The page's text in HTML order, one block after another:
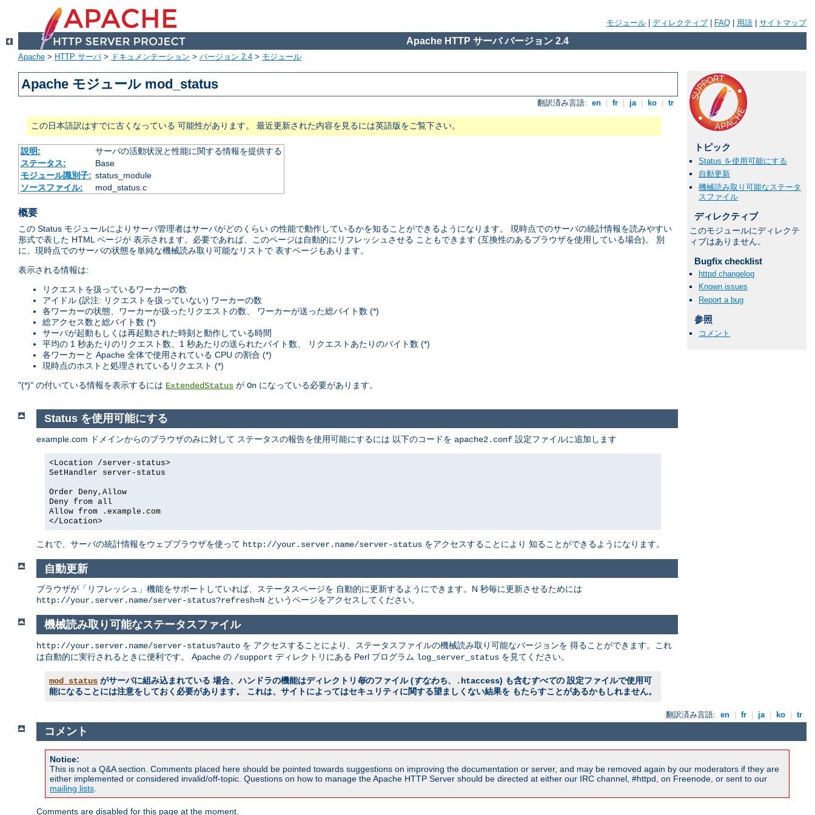
モジュール ディレクティブ FAQ 用語 サイトマップ
Apache HTTP サーバ バージョン 2.4
Apache > HTTP サーバ> ドキュメンテーション > バージョン 2.4 > モジュール
Apache モジュール mod_status
翻訳済み言語: en fr ja ko tr
この日本語訳はすでに古くなっている 可能性があります。 最近更新された内容を見るには英語版をご覧下さい。
説明:
サーバの活動状況と性能に関する情報を提供する
ステータス:
Base
モジュール識別子: status_module
ソースファイル:
mod_status.c
概要
この Status モジュールによりサーバ管理者はサーバがどのくらい の性能で動作しているかを知ることができるようになります。 現時点でのサーバの統計情報を読みやすい
形式で表した HTML ページが 表示されます。必要であれば、このページは自動的にリフレッシュさせる こともできます (互換性のあるブラウザを使用している場合)。 別
に、現時点でのサーバの状態を単純な機械読み取り可能なリストで 表すページもあります。
表示される情報は:
リクエストを扱っているワーカーの数
アイドル (訳注: リクエストを扱っていない) ワーカーの数
各ワーカーの状態、ワーカーが扱ったリクエストの数、 ワーカーが送った総バイト数 (*)
総アクセス数と総バイト数 (*)
サーバが起動もしくは再起動された時刻と動作している時間
平均の 1 秒あたりのリクエスト数、1 秒あたりの送られたバイト数、 リクエストあたりのバイト数 (*)
各ワーカーと Apache 全体で使用されている CPU の割合 (*)
現時点のホストと処理されているリクエスト (*)
"(*)" の付いている情報を表示するには ExtendedStatus が On になっている必要があります。
トピック
Status を使用可能にする
自動更新
機械読み取り可能なステータ
スファイル
ディレクティブ
このモジュールにディレクテ
ィブはありません。
Bugfix checklist
httpd changelog
Known issues
Report a bug
参照
コメント
Status を使用可能にする
example.com ドメインからのブラウザのみに対して ステータスの報告を使用可能にするには 以下のコードを apache2.conf 設定ファイルに追加します
<Location /server-status>
SetHandler server-status
Order Deny,Allow
Deny from all
Allow from .example.com
</Location>
これで、サーバの統計情報をウェブブラウザを使って http://your.server.name/server-status をアクセスすることにより 知ることができるようになります。
自動更新
ブラウザが「リフレッシュ」機能をサポートしていれば、ステータスページを 自動的に更新するようにできます。N 秒毎に更新させるためには
http://your.server.name/server-status?refresh=N というページをアクセスしてください。
機械読み取り可能なステータスファイル
http://your.server.name/server-status?auto を アクセスすることにより、ステータスファイルの機械読み取り可能なバージョンを 得ることができます。これ
は自動的に実行されるときに便利です。 Apache の /support ディレクトリにある Perl プログラム log_server_status を見てください。
mod_status がサーバに組み込まれている 場合、ハンドラの機能はディレクトリ 毎のファイル (すなわち、 .htaccess) も含むすべての 設定ファイルで使用可
能になることには注意をしておく必要があります。 これは、サイトによってはセキュリティに関する望ましくない結果を もたらすことがあるかもしれません。
翻訳済み言語: en | fr | ja | ko | tr
コメント
Notice:
This is not a Q&A section. Comments placed here should be pointed towards suggestions on improving the documentation or server, and may be removed again by our moderators if they are
either implemented or considered invalid/off-topic. Questions on how to manage the Apache HTTP Server should be directed at either our IRC channel, #httpd, on Freenode, or sent to our
mailing lists
Comments are disabled for this page at the moment.